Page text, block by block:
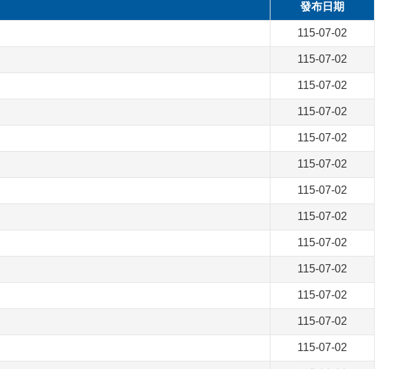
發布日期
115-07-02
115-07-02
115-07-02
115-07-02
115-07-02
115-07-02
115-07-02
115-07-02
115-07-02
115-07-02
115-07-02
115-07-02
115-07-02